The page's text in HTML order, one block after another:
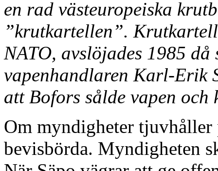
en rad västeuropeiska
”krutkartellen”.
NATO, avslöjades 1985
vapenhandlaren Karl-Erik
att Bofors sålde vapen
Om myndigheter tjuvhåller
bevisbörda. Myndigheten